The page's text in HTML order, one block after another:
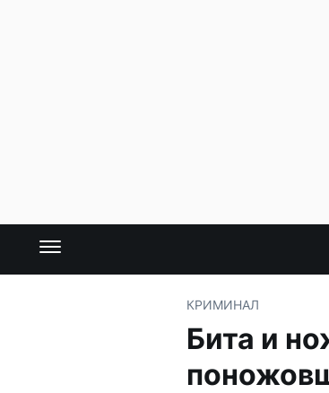
КРИМИНАЛ
Бита и